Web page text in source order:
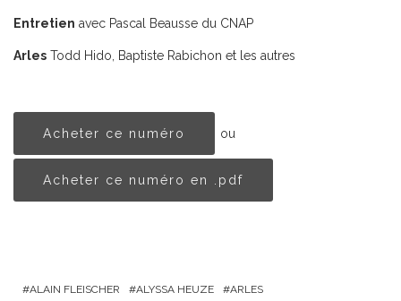
Entretien avec Pascal Beausse du CNAP
Arles Todd Hido, Baptiste Rabichon et les autres
Acheter ce numéro ou
Acheter ce numéro en .pdf
ALAIN FLEISCHER ALYSSA HEUZE
ARLES